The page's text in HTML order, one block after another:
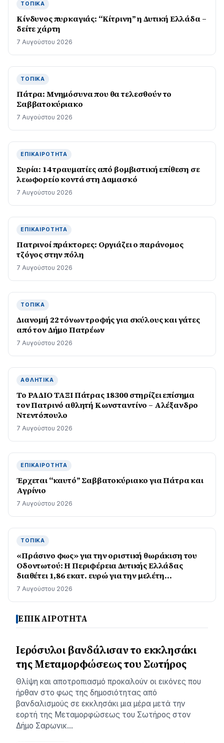
ΤΟΠΙΚΆ
Kίνδυνος πυρκαγιάς: “Κίτρινη” η Δυτική Ελλάδα –
δείτε χάρτη
7 Αυγούστου 2026
ΤΟΠΙΚΆ
Πάτρα: Μνημόσυνα που θα τελεσθούν το
Σαββατοκύριακο
7 Αυγούστου 2026
ΕΠΙΚΑΙΡΌΤΗΤΑ
Συρία: 14 τραυματίες από βομβιστική επίθεση σε
λεωφορείο κοντά στη Δαμασκό
7 Αυγούστου 2026
ΕΠΙΚΑΙΡΌΤΗΤΑ
Πατρινοί πράκτορες: Οργιάζει ο παράνομος
τζόγος στην πόλη
7 Αυγούστου 2026
ΤΟΠΙΚΆ
Διανομή 22 τόνων τροφής για σκύλους και γάτες
από τον Δήμο Πατρέων
7 Αυγούστου 2026
ΑΘΛΗΤΙΚΆ
Το ΡΑΔΙΟ ΤΑΞΙ Πάτρας 18300 στηρίζει επίσημα
τον Πατρινό αθλητή Κωνσταντίνο – Αλέξανδρο
Ντεντόπουλο
7 Αυγούστου 2026
ΕΠΙΚΑΙΡΌΤΗΤΑ
Έρχεται “καυτό” Σαββατοκύριακο για Πάτρα και
Αγρίνιο
7 Αυγούστου 2026
ΤΟΠΙΚΆ
«Πράσινο φως» για την οριστική θωράκιση του
Οδοντωτού: Η Περιφέρεια Δυτικής Ελλάδας
διαθέτει 1,86 εκατ. ευρώ για την μελέτη
επαναλειτουργίας του ιστορικού σιδηρόδρομου
7 Αυγούστου 2026
ΕΠΙΚΑΙΡΟΤΗΤΑ
Ιερόσυλοι βανδάλισαν το εκκλησάκι
της Μεταμορφώσεως του Σωτήρος
Θλίψη και αποτροπιασμό προκαλούν οι εικόνες που
ήρθαν στο φως της δημοσιότητας από
βανδαλισμούς σε εκκλησάκι μια μέρα μετά την
εορτή της Μεταμορφώσεως του Σωτήρος στον
Δήμο Σαρωνικ…